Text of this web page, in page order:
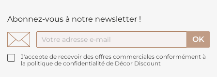
Abonnez-vous à notre newsletter !
J'accepte de recevoir des offres commerciales conformément à
la politique de confidentialité de Décor Discount